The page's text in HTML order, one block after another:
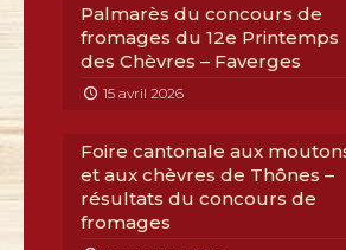
Palmarès du concours de
fromages du 12e Printemps
des Chèvres – Faverges
15 avril 2026
Foire cantonale aux
et aux chèvres de Thônes –
résultats du concours de
fromages